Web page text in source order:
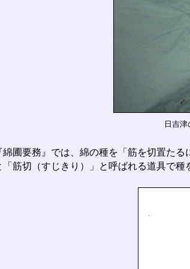
日吉津
圃要務』では、綿の種を「筋を切置たる
「筋切（すじきり）」と呼ばれる道具で種